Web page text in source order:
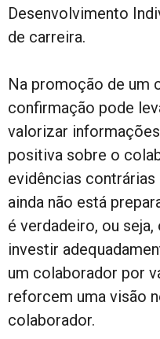
Desenvolvimento
de carreira.
Na promoção de um
confirmação pode
valorizar
positiva sobre o
evidências
ainda não está
é verdadeiro, ou
investir
um colaborador por
reforcem uma visão
colaborador.